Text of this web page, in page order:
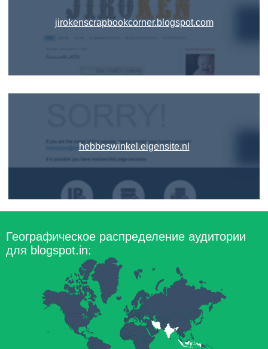
jirokenscrapbookcorner.blogspot.com
hebbeswinkel.eigensite.nl
Географическое распределение аудитории
для blogspot.in: